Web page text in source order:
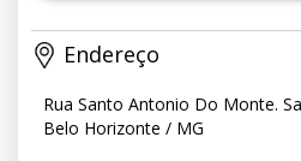
Endereço
Rua Santo Antonio Do Monte.
Belo Horizonte / MG